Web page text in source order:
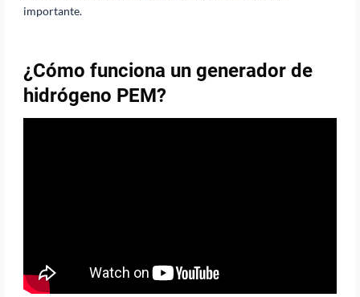
importante.
¿Cómo funciona un generador de
hidrógeno PEM?